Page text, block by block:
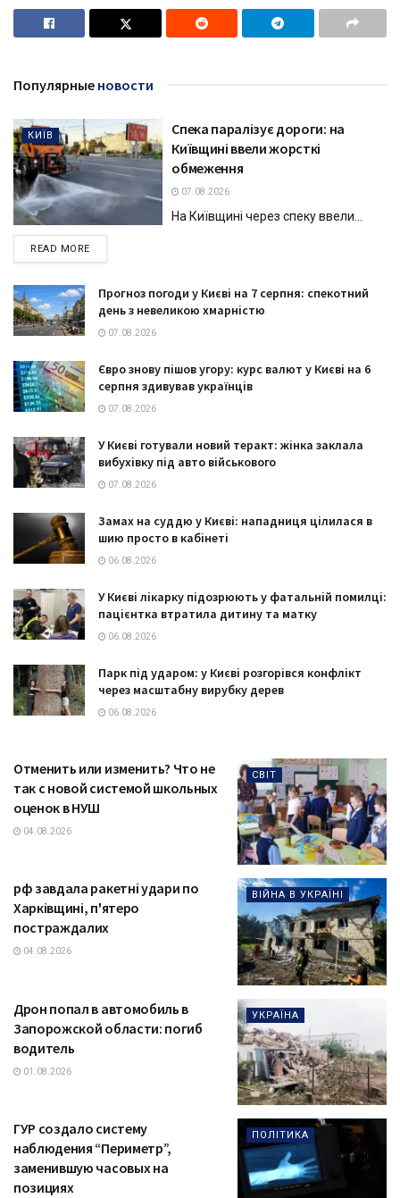
Популярные новости
КИЇВ
Спека паралізує дороги: на
Київщині ввели жорсткі
обмеження
07.08.2026
На Київщині через спеку ввели...
READ MOREDETAILS
Прогноз погоди у Києві на 7 серпня: спекотний
день з невеликою хмарністю
07.08.2026
Євро знову пішов угору: курс валют у Києві на 6
серпня здивував українців
07.08.2026
У Києві готували новий теракт: жінка заклала
вибухівку під авто військового
07.08.2026
Замах на суддю у Києві: нападниця цілилася в
шию просто в кабінеті
06.08.2026
У Києві лікарку підозрюють у фатальній помилці:
пацієнтка втратила дитину та матку
06.08.2026
Парк під ударом: у Києві розгорівся конфлікт
через масштабну вирубку дерев
06.08.2026
СВІТ
Отменить или изменить? Что не
так с новой системой школьных
оценок в НУШ
04.08.2026
ВІЙНА В УКРАЇНІ
рф завдала ракетні удари по
Харківщині, п'ятеро
постраждалих
04.08.2026
УКРАЇНА
Дрон попал в автомобиль в
Запорожской области: погиб
водитель
01.08.2026
ПОЛІТИКА
ГУР создало систему
наблюдения “Периметр”,
заменившую часовых на
позициях